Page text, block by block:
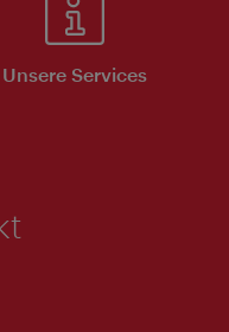
Unsere Services